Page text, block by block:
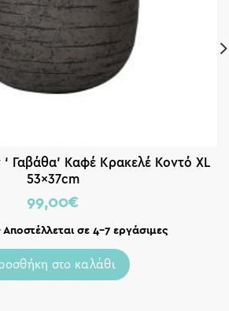
Γαβάθα’ Καφέ Κρακελέ Κοντό XL
53x37cm
99,00€
Αποστέλλεται σε 4-7 εργάσιμες
στο καλάθι